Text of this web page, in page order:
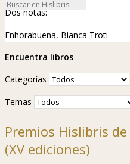
Dos notas:
Enhorabuena, Bianca Troti.
Encuentra libros
Categorías
Temas
Premios Hislibris
(XV ediciones)